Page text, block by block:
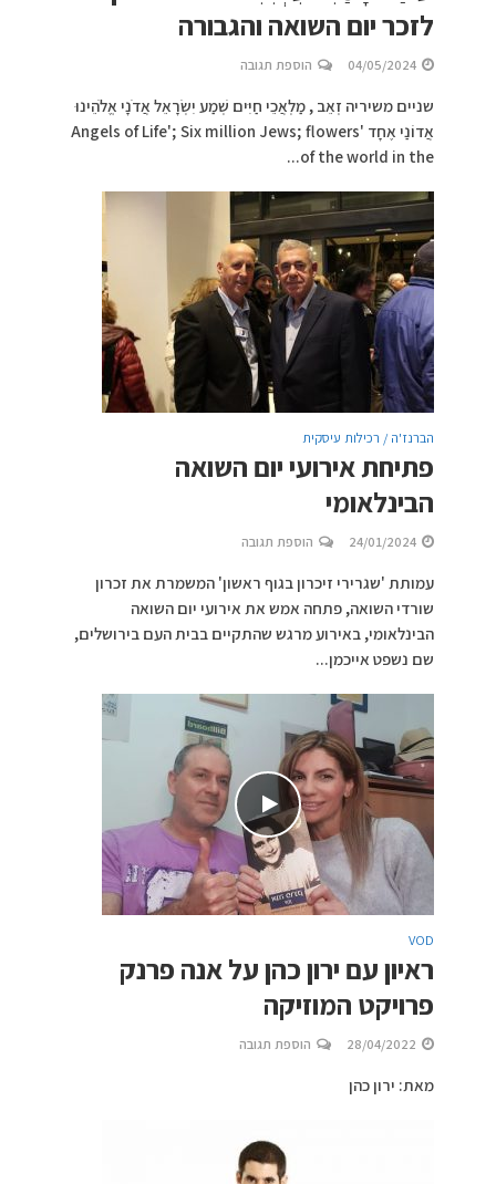
לזכר יום השואה והגבורה
04/05/2024 הוספת תגובה
שניים משיריה זְאֵב , מַלְאֲכֵי חַיִּים שְׁמַע יִשְׂרָאֵל אֲדֹנָי אֱלֹהֵינוּ
אֲדוֹנַי אֶחָד 'Angels of Life'; Six million Jews; flowers
of the world in the...
הברנז'ה / רכילות עיסקית
פתיחת אירועי יום השואה
הבינלאומי
24/01/2024 הוספת תגובה
עמותת 'שגרירי זיכרון בגוף ראשון' המשמרת את זכרון
שורדי השואה, פתחה אמש את אירועי יום השואה
הבינלאומי, באירוע מרגש שהתקיים בבית העם בירושלים,
שם נשפט אייכמן...
VOD
ראיון עם ירון כהן על אנה פרנק
פרויקט המוזיקה
28/04/2022 הוספת תגובה
מאת: ירון כהן